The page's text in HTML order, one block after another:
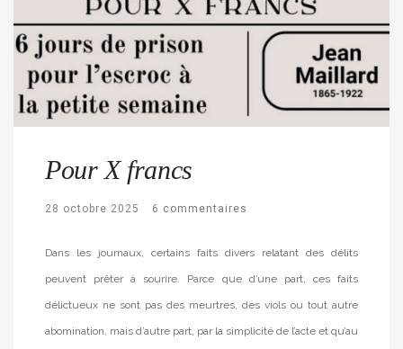
Pour X francs
28 octobre 2025 6 commentaires
Dans les journaux, certains faits divers relatant des délits
peuvent prêter à sourire. Parce que d’une part, ces faits
délictueux ne sont pas des meurtres, des viols ou tout autre
abomination, mais d’autre part, par la simplicité de l’acte et qu’au